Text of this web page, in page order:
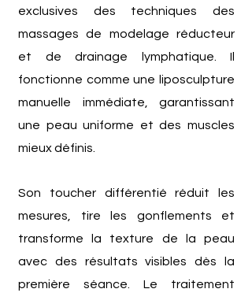
exclusives des techniques des
massages de modelage réducteur
et de drainage lymphatique. Il
fonctionne comme une liposculpture
manuelle immédiate, garantissant
une peau uniforme et des muscles
mieux définis.
Son toucher différentié réduit les
mesures, tire les gonflements et
transforme la texture de la peau
avec des résultats visibles dès la
première séance. Le traitement